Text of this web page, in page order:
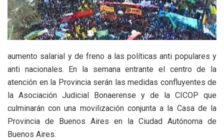
aumento salarial y de freno a las políticas anti populares y
anti nacionales. En la semana entrante el centro de la
atención en la Provincia serán las medidas confluyentes de
la Asociación Judicial Bonaerense y de la CICOP que
culminarán con una movilización conjunta a la Casa de la
Provincia de Buenos Aires en la Ciudad Autónoma de
Buenos Aires.